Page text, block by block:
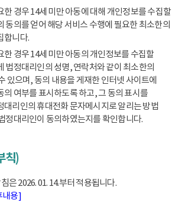
경우 14세 미만 아동에 대해 개인정보를 수집할
동의를 얻어 해당 서비스 수행에 필요한 최소한의
합니다.
경우 14세 미만 아동의 개인정보를 수집할
법정대리인의 성명, 연락처와 같이 최소한의
있으며, 동의 내용을 게재한 인터넷 사이트에
의 여부를 표시하도록 하고, 그 동의 표시를
대리인의 휴대전화 문자메시지로 알리는 방법
정대리인이 동의하였는지를 확인합니다.
칙)
은 2026. 01. 14.부터 적용됩니다.
내용]